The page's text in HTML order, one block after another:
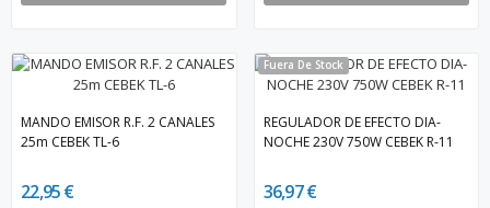
MANDO EMISOR R.F. 2 CANALES
25m CEBEK TL-6
22,95 €
Fuera De Stock
REGULADOR DE EFECTO DIA-
NOCHE 230V 750W CEBEK R-11
36,97 €